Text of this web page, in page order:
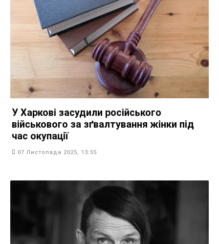
У Харкові засудили російського
військового за зґвалтування жінки під
час окупації
07 Листопада 2025, 13:55